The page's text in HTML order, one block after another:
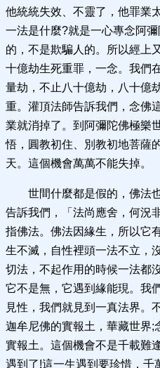
他統統失效、不靈了，他罪業
一法是什麼?就是一心專念阿
的，不是欺騙人的。所以經上
十億劫生死重罪，一念。我們
量劫，不止八十億劫，八十億
重。灌頂法師告訴我們，念佛
業就消掉了。到阿彌陀佛極樂
悟，圓教初住、別教初地菩薩
天。這個機會萬萬不能失掉。
世間什麼都是假的，佛法
告訴我們，「法尚應舍，何況
指佛法。佛法因緣生，所以它
生不滅，自性裡頭一法不立，
切法，不起作用的時候一法都
它不是無，它遇到緣能現。我
見性，我們就見到一真法界。
迦牟尼佛的實報土，華藏世界;
實報土。這個機會不是千載難
遇到了!這一生遇到要珍惜，千